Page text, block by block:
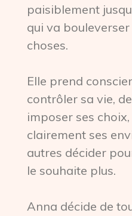
paisiblement
qui va
choses.
Elle prend
contrôler sa vie,
imposer ses
clairement ses
autres décider
le souhaite plus.
Anna décide de